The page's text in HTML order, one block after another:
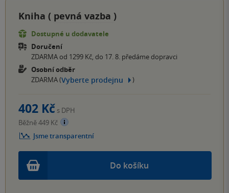
Kniha ( pevná vazba )
Dostupné u dodavatele
Doručení
ZDARMA od 1299 Kč, do 17. 8. předáme dopravci
Osobní odběr
ZDARMA (Vyberte prodejnu )
Do košíku
402 Kč s DPH
Běžně 449 Kč
Jsme transparentní